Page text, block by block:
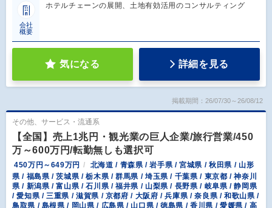
会社
概要
ホテルチェーンの展開、土地有効活用のコンサルティング
気になる 詳細を見る
掲載期間：26/07/30～26/08/12
その他、サービス・流通系
【全国】売上1兆円・観光業の巨人企業/旅行営業/450
万～600万円/転勤無しも選択可
450万円～649万円
北海道 / 青森県 / 岩手県 / 宮城県 / 秋田県 / 山形
県 / 福島県 / 茨城県 / 栃木県 / 群馬県 / 埼玉県 / 千葉県 / 東京都 / 神奈川
県 / 新潟県 / 富山県 / 石川県 / 福井県 / 山梨県 / 長野県 / 岐阜県 / 静岡県
/ 愛知県 / 三重県 / 滋賀県 / 京都府 / 大阪府 / 兵庫県 / 奈良県 / 和歌山県 /
鳥取県 / 島根県 / 岡山県 / 広島県 / 山口県 / 徳島県 / 香川県 / 愛媛県 / 高